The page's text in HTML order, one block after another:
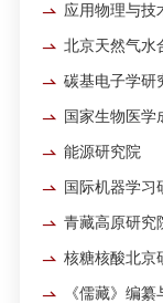
应用物理与技
北京天然气水
碳基电子学研
国家生物医学
能源研究院
国际机器学习
青藏高原研究
核糖核酸北京
《儒藏》编